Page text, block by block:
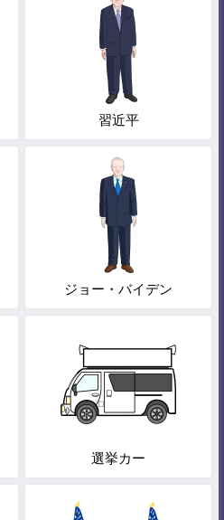
習近平
ジョー・バイデン
選挙カー